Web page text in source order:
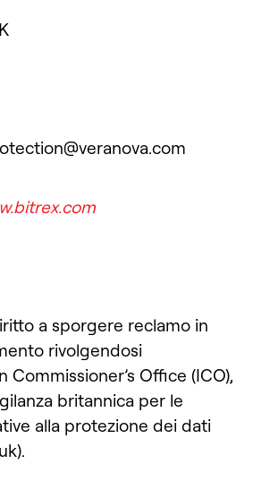
a sporgere reclamo in
rivolgendosi
Commissioner’s Office (ICO),
britannica per le
alla protezione dei dati